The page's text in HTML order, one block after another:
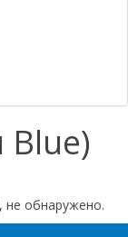
не обнаружено.